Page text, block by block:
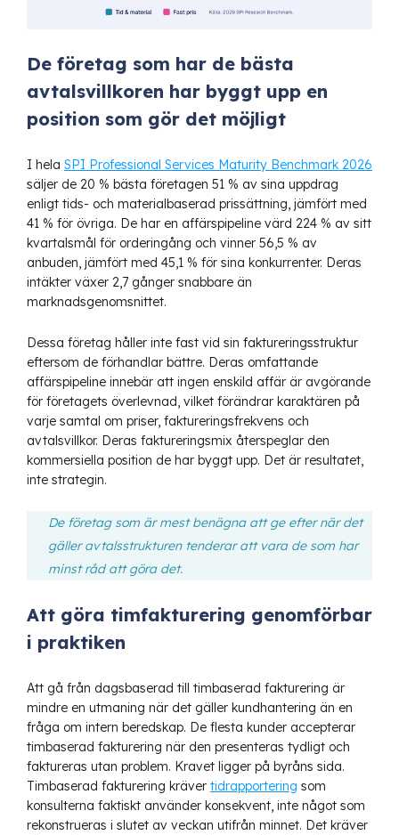
De företag som har de bästa
avtalsvillkoren har byggt upp en
position som gör det möjligt
I hela SPI Professional Services Maturity Benchmark 2026
säljer de 20 % bästa företagen 51 % av sina uppdrag
enligt tids- och materialbaserad prissättning, jämfört med
41 % för övriga. De har en affärspipeline värd 224 % av sitt
kvartalsmål för orderingång och vinner 56,5 % av
anbuden, jämfört med 45,1 % för sina konkurrenter. Deras
intäkter växer 2,7 gånger snabbare än
marknadsgenomsnittet.
Dessa företag håller inte fast vid sin faktureringsstruktur
eftersom de förhandlar bättre. Deras omfattande
affärspipeline innebär att ingen enskild affär är avgörande
för företagets överlevnad, vilket förändrar karaktären på
varje samtal om priser, faktureringsfrekvens och
avtalsvillkor. Deras faktureringsmix återspeglar den
kommersiella position de har byggt upp. Det är resultatet,
inte strategin.
De företag som är mest benägna att ge efter när det
gäller avtalsstrukturen tenderar att vara de som har
minst råd att göra det.
Att göra timfakturering genomförbar
i praktiken
Att gå från dagsbaserad till timbaserad fakturering är
mindre en utmaning när det gäller kundhantering än en
fråga om intern beredskap. De flesta kunder accepterar
timbaserad fakturering när den presenteras tydligt och
faktureras utan problem. Kravet ligger på byråns sida.
Timbaserad fakturering kräver tidrapportering som
konsulterna faktiskt använder konsekvent, inte något som
rekonstrueras i slutet av veckan utifrån minnet. Det kräver